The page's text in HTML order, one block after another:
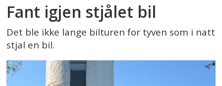
Fant igjen stjålet bil
Det ble ikke lange bilturen for tyven som i natt
stjal en bil.